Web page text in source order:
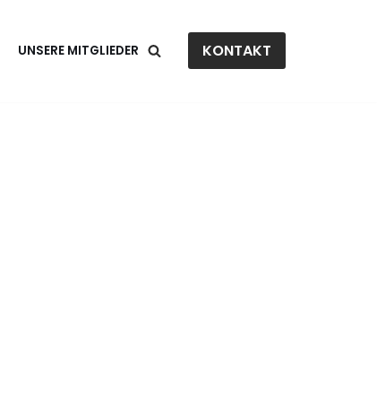
UNSERE MITGLIEDER KONTAKT